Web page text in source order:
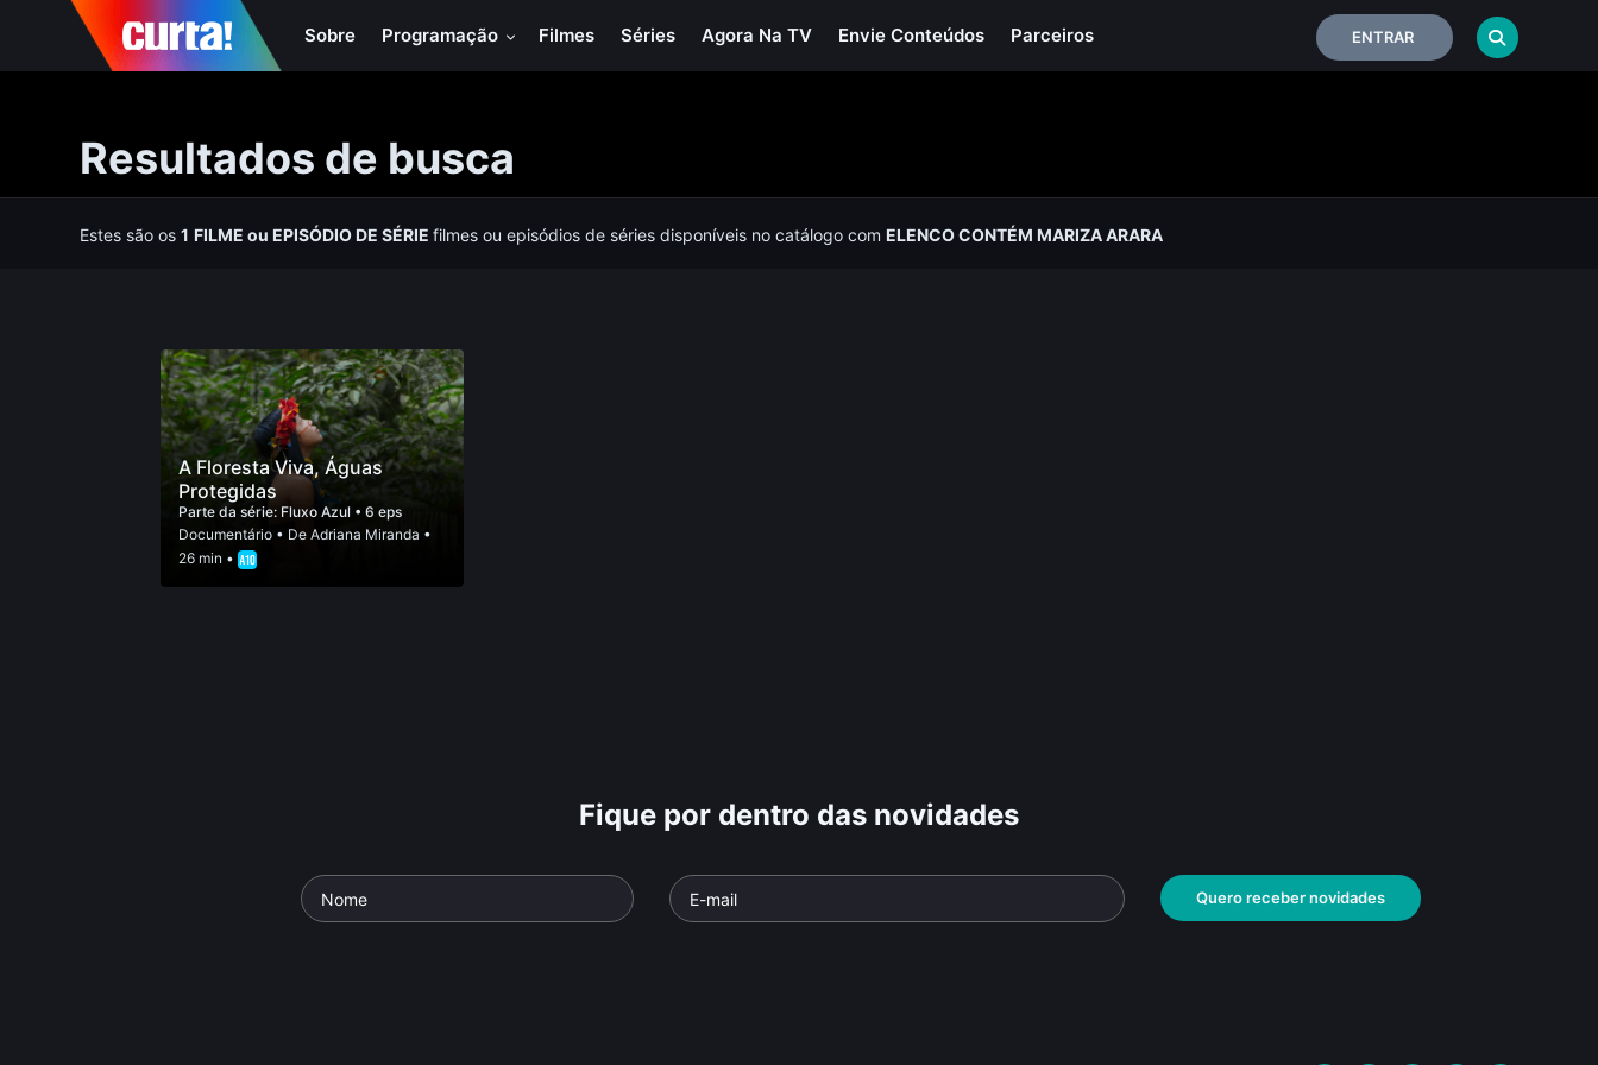
Sobre Programação Filmes Séries Agora Na TV Envie Conteúdos Parceiros ENTRAR
Resultados de busca
Estes são os1 FILMEou EPISÓDIO DE SÉRIEfilmes ou episódios de séries disponíveis no catálogo comELENCO CONTÉM MARIZA ARARA
A Floresta Viva, Águas
Protegidas
Parte da série: Fluxo Azul • 6 eps
Documentário• De Adriana Miranda •
26 min •
Fique por dentro das novidades
Quero receber novidades